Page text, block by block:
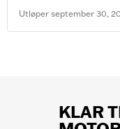
Utløper september 30,
KLAR